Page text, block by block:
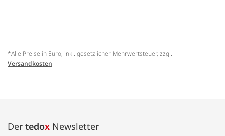
*Alle Preise in Euro, inkl. gesetzlicher Mehrwertsteuer, zzgl.
Versandkosten
Der tedox Newsletter